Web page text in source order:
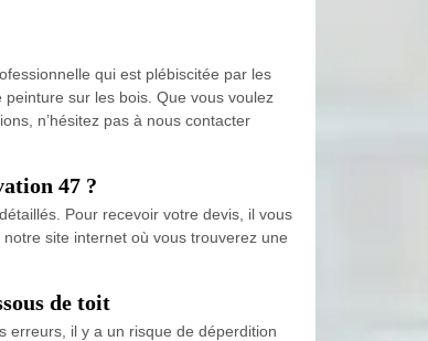
qui est plébiscitée par les
sur les bois. Que vous voulez
n’hésitez pas à nous contacter
47 ?
Pour recevoir votre devis, il vous
site internet où vous trouverez une
de toit
erreurs, il y a un risque de déperdition